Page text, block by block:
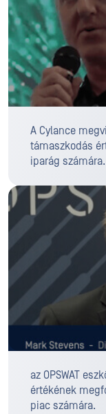
A Cylance
támaszkodás
iparág számára.
az OPSWAT
értékének
piac számára.